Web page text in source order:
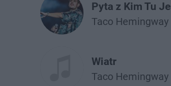
Pyta z Kim Tu
Taco Hemingway
Wiatr
Taco Hemingway